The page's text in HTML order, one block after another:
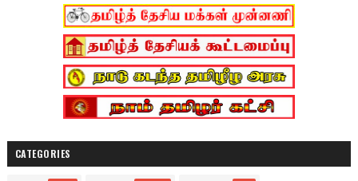
CATEGORIES